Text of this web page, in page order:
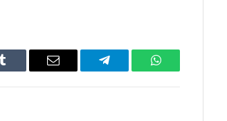
Tumblr Email Telegram WhatsApp